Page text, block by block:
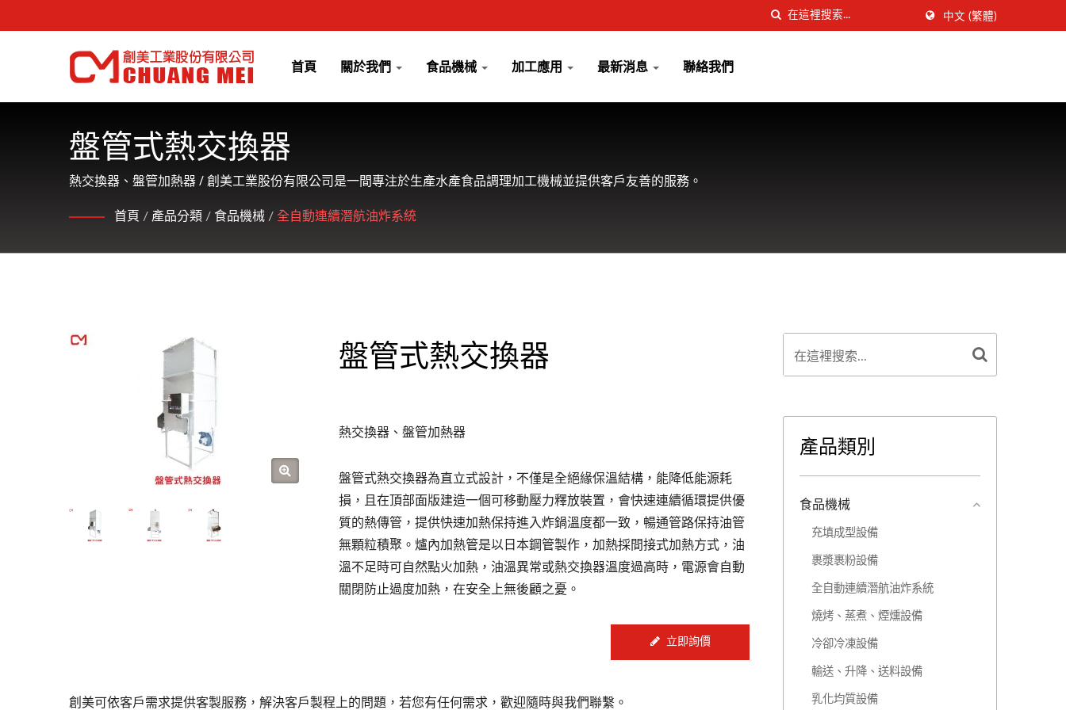
中文 (繁體)
首頁 關於我們 食品機械 加工應用 最新消息 聯絡我們
盤管式熱交換器
熱交換器、盤管加熱器 / 創美工業股份有限公司是一間專注於生產水產食品調理加工機械並提供客戶友善的服務。
首頁 / 產品分類 / 食品機械 / 全自動連續潛航油炸系統
盤管式熱交換器
熱交換器、盤管加熱器
盤管式熱交換器為直立式設計，不僅是全絕緣保溫結構，能降低能源耗
損，且在頂部面版建造一個可移動壓力釋放裝置，會快速連續循環提供優
質的熱傳管，提供快速加熱保持進入炸鍋溫度都一致，暢通管路保持油管
無顆粒積聚。爐內加熱管是以日本鋼管製作，加熱採間接式加熱方式，油
溫不足時可自然點火加熱，油溫異常或熱交換器溫度過高時，電源會自動
關閉防止過度加熱，在安全上無後顧之憂。
立即詢價
創美可依客戶需求提供客製服務，解決客戶製程上的問題，若您有任何需求，歡迎隨時與我們聯繫。
產品類別
食品機械
充填成型設備
裹漿裹粉設備
全自動連續潛航油炸系統
燒烤、蒸煮、煙燻設備
冷卻冷凍設備
輸送、升降、送料設備
乳化均質設備